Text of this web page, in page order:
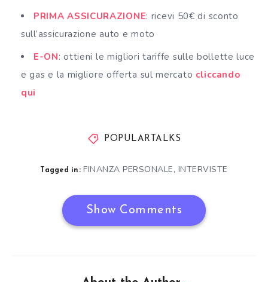
PRIMA ASSICURAZIONE: ricevi 50€ di sconto
sull’assicurazione auto e moto
E-ON: ottieni le migliori tariffe sulle bollette luce
e gas e la migliore offerta sul mercato cliccando
qui
POPULARTALKS
Tagged in: FINANZA PERSONALE, INTERVISTE
Show Comments